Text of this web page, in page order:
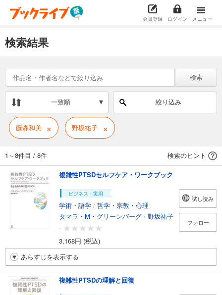
会員登録 ログイン メニュー
検索結果
検索
一致順 絞り込み
藤森和美 × 野坂祐子 ×
1～8件目 / 8件 検索のヒント
複雑性PTSDセルフケア・ワークブック
ビジネス・実用
学術・語学 / 哲学・宗教・心理
タマラ・M・グリーンバーグ / 野坂祐子
-
3,168円 (税込)
試し読み
フォロー
あらすじを表示する
複雑性PTSDの理解と回復